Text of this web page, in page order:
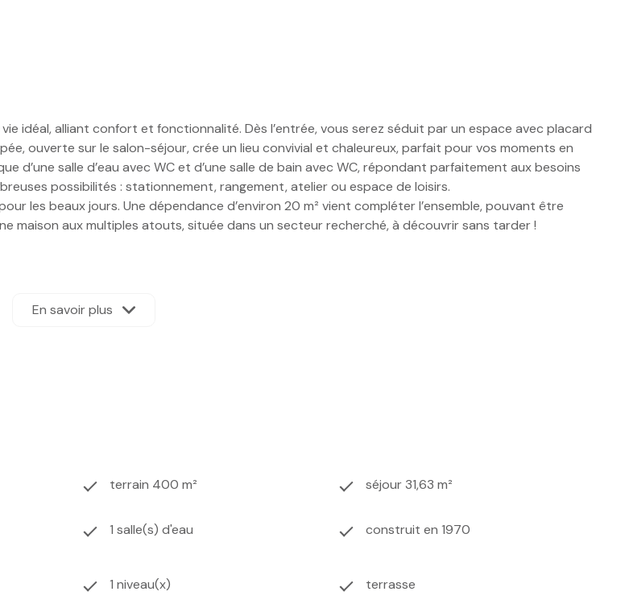
idéal, alliant confort et fonctionnalité. Dès l’entrée, vous serez séduit par un espace avec placard
ouverte sur le salon-séjour, crée un lieu convivial et chaleureux, parfait pour vos moments en
d’une salle d’eau avec WC et d’une salle de bain avec WC, répondant parfaitement aux besoins
possibilités : stationnement, rangement, atelier ou espace de loisirs.
les beaux jours. Une dépendance d’environ 20 m² vient compléter l’ensemble, pouvant être
maison aux multiples atouts, située dans un secteur recherché, à découvrir sans tarder !
En savoir plus
terrain 400 m² séjour 31,63 m²
1 salle(s) d'eau construit en 1970
1 niveau(x) terrasse